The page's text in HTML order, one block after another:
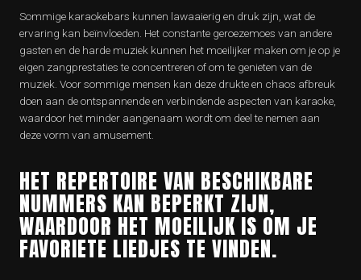
Sommige karaokebars kunnen lawaaierig en druk zijn, wat de
ervaring kan beïnvloeden. Het constante geroezemoes van andere
gasten en de harde muziek kunnen het moeilijker maken om je op je
eigen zangprestaties te concentreren of om te genieten van de
muziek. Voor sommige mensen kan deze drukte en chaos afbreuk
doen aan de ontspannende en verbindende aspecten van karaoke,
waardoor het minder aangenaam wordt om deel te nemen aan
deze vorm van amusement.
HET REPERTOIRE VAN BESCHIKBARE
NUMMERS KAN BEPERKT ZIJN,
WAARDOOR HET MOEILIJK IS OM JE
FAVORIETE LIEDJES TE VINDEN.